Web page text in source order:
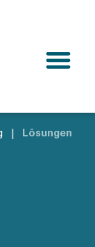
Lösungen